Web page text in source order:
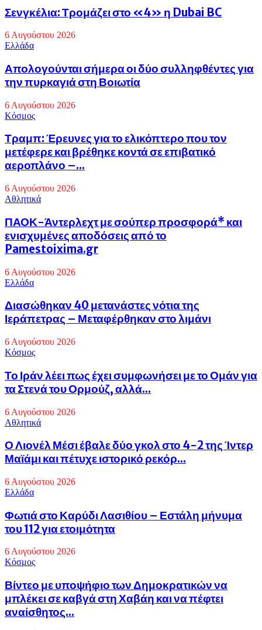
Σενγκέλια: Τρομάζει στο «4» η Dubai BC
6 Αυγούστου 2026
Eλλάδα
Απολογούνται σήμερα οι δύο συλληφθέντες για
την πυρκαγιά στη Βοιωτία
6 Αυγούστου 2026
Κόσμος
Τραμπ: Έρευνες για το ελικόπτερο που τον
μετέφερε και βρέθηκε κοντά σε επιβατικό
αεροπλάνο –...
6 Αυγούστου 2026
Αθλητικά
ΠΑΟΚ-Άντερλεχτ με σούπερ προσφορά* και
ενισχυμένες αποδόσεις από το
Pamestoixima.gr
6 Αυγούστου 2026
Eλλάδα
Διασώθηκαν 40 μετανάστες νότια της
Ιεράπετρας – Μεταφέρθηκαν στο λιμάνι
6 Αυγούστου 2026
Κόσμος
Το Ιράν λέει πως έχει συμφωνήσει με το Ομάν για
τα Στενά του Ορμούζ, αλλά...
6 Αυγούστου 2026
Αθλητικά
Ο Λιονέλ Μέσι έβαλε δύο γκολ στο 4-2 της Ίντερ
Μαϊάμι και πέτυχε ιστορικό ρεκόρ...
6 Αυγούστου 2026
Eλλάδα
Φωτιά στο Καρύδι Λασιθίου – Εστάλη μήνυμα
του 112 για ετοιμότητα
6 Αυγούστου 2026
Κόσμος
Βίντεο με υποψήφιο των Δημοκρατικών να
μπλέκει σε καβγά στη Χαβάη και να πέφτει
αναίσθητος...